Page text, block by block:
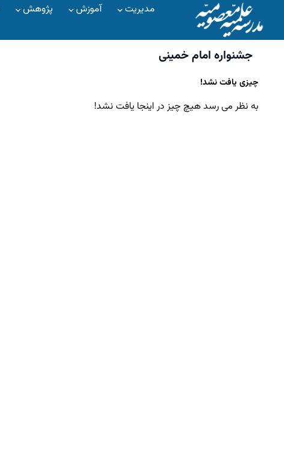
مدیریت آموزش پژوهش
جشنواره امام خمینی
چیزی یافت نشد!
به نظر می رسد هیچ چیز در اینجا یافت نشد!